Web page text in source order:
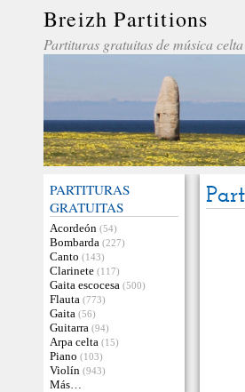
Breizh Partitions
Partituras gratuitas de música celta
PARTITURAS
GRATUITAS
Acordeón (54)
Bombarda (227)
Canto (143)
Clarinete (117)
Gaita escocesa (500)
Flauta (773)
Gaita (56)
Guitarra (94)
Arpa celta (15)
Piano (103)
Violín (943)
Más…